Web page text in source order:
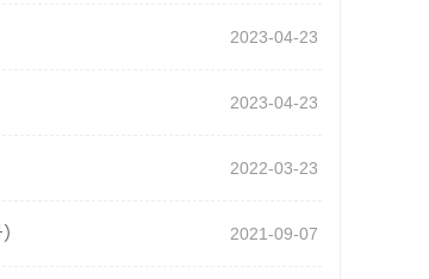
2023-04-23
2023-04-23
2022-03-23
2021-09-07